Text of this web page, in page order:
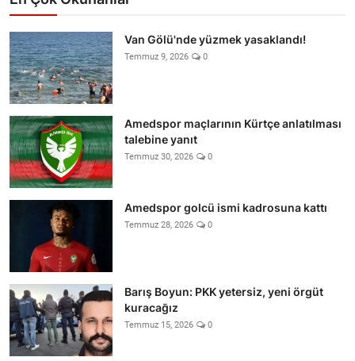
Van Gölü'nde yüzmek yasaklandı!
Temmuz 9, 2026 0
Amedspor maçlarının Kürtçe anlatılması
talebine yanıt
Temmuz 30, 2026 0
Amedspor golcü ismi kadrosuna kattı
Temmuz 28, 2026 0
Barış Boyun: PKK yetersiz, yeni örgüt
kuracağız
Temmuz 15, 2026 0